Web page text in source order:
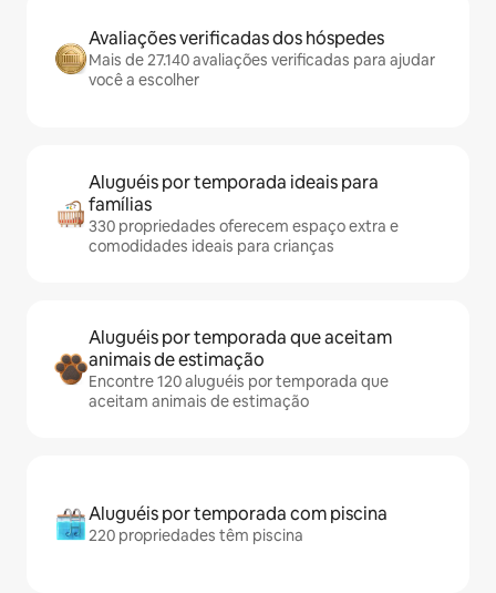
Avaliações verificadas dos hóspedes
Mais de 27.140 avaliações verificadas para ajudar
você a escolher
Aluguéis por temporada ideais para
famílias
330 propriedades oferecem espaço extra e
comodidades ideais para crianças
Aluguéis por temporada que aceitam
animais de estimação
Encontre 120 aluguéis por temporada que
aceitam animais de estimação
Aluguéis por temporada com piscina
220 propriedades têm piscina